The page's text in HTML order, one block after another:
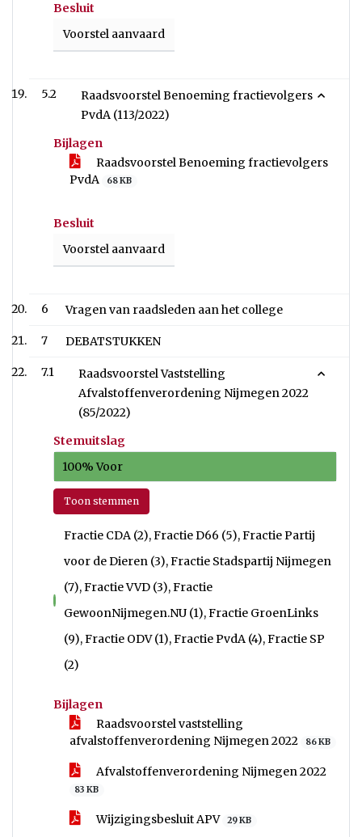
Besluit
Voorstel aanvaard
5.2
Raadsvoorstel Benoeming fractievolgers
PvdA (113/2022)
Bijlagen
Raadsvoorstel Benoeming fractievolgers
PvdA
68 KB
Besluit
Voorstel aanvaard
6 Vragen van raadsleden aan het college
7 DEBATSTUKKEN
7.1
Raadsvoorstel Vaststelling
Afvalstoffenverordening Nijmegen 2022
(85/2022)
Stemuitslag
100% Voor
Toon stemmen
voor
Fractie CDA (2), Fractie D66 (5), Fractie Partij
voor de Dieren (3), Fractie Stadspartij Nijmegen
(7), Fractie VVD (3), Fractie
GewoonNijmegen.NU (1), Fractie GroenLinks
(9), Fractie ODV (1), Fractie PvdA (4), Fractie SP
(2)
Bijlagen
Raadsvoorstel vaststelling
afvalstoffenverordening Nijmegen 2022
86 KB
Afvalstoffenverordening Nijmegen 2022
83 KB
Wijzigingsbesluit APV 29 KB